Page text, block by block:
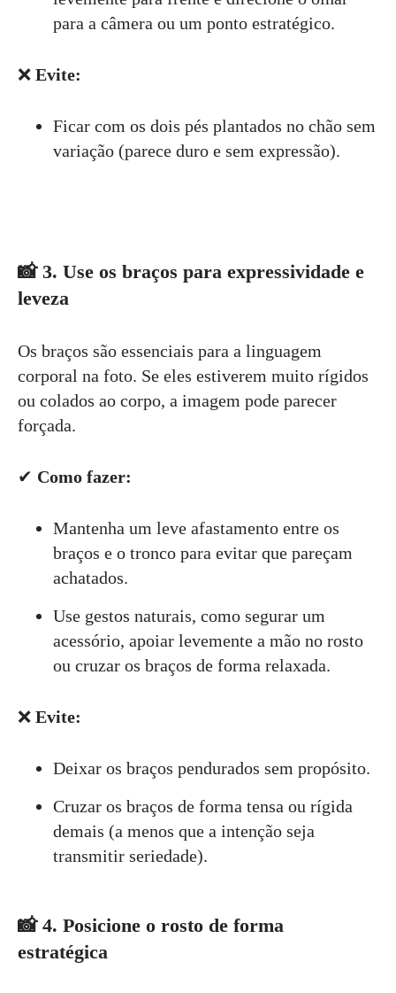
para a câmera ou um ponto estratégico.
❌ Evite:
Ficar com os dois pés plantados no chão sem
variação (parece duro e sem expressão).
📸 3. Use os braços para expressividade e
leveza
Os braços são essenciais para a linguagem
corporal na foto. Se eles estiverem muito rígidos
ou colados ao corpo, a imagem pode parecer
forçada.
✔ Como fazer:
Mantenha um leve afastamento entre os
braços e o tronco para evitar que pareçam
achatados.
Use gestos naturais, como segurar um
acessório, apoiar levemente a mão no rosto
ou cruzar os braços de forma relaxada.
❌ Evite:
Deixar os braços pendurados sem propósito.
Cruzar os braços de forma tensa ou rígida
demais (a menos que a intenção seja
transmitir seriedade).
📸 4. Posicione o rosto de forma
estratégica